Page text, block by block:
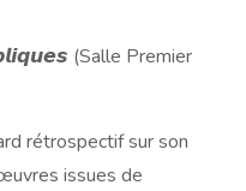
(Salle Premier
rétrospectif sur son
issues de